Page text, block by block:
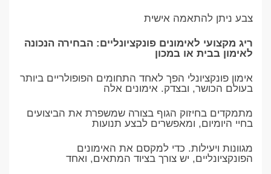
צבע ניתן להתאמה אישית
ריג מקצועי לאימונים פונקציונליים: הבחירה הנכונה
לאימון בבית או במכון
אימון פונקציונלי הפך לאחד התחומים הפופולריים ביותר
בעולם הכושר, ובצדק. אימונים אלה
מתמקדים בחיזוק הגוף בצורה שמשפרת את הביצועים
בחיי היומיום, ומאפשרים לבצע תנועות
מגוונות ויעילות. כדי למקסם את האימונים
הפונקציונליים, יש צורך בציוד המתאים, ואחד